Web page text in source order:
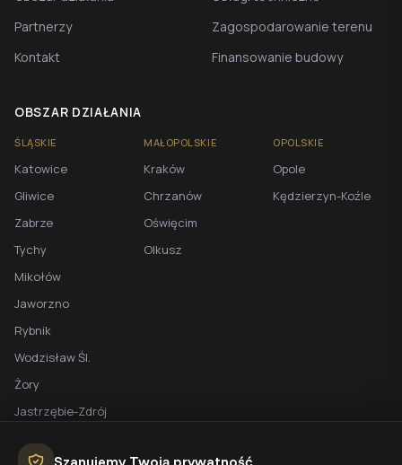
Partnerzy
Kontakt
Zagospodarowanie terenu
Finansowanie budowy
OBSZAR DZIAŁANIA
ŚLĄSKIE
Katowice
Gliwice
Zabrze
Tychy
Mikołów
Jaworzno
Rybnik
Wodzisław Śl.
Żory
Jastrzębie-Zdrój
MAŁOPOLSKIE
Kraków
Chrzanów
Oświęcim
Olkusz
OPOLSKIE
Opole
Kędzierzyn-Koźle
Szanujemy Twoją prywatność